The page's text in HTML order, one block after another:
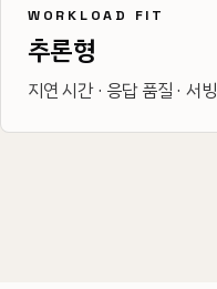
WORKLOAD FIT
추론형
지연 시간 · 응답 품질 · 서빙